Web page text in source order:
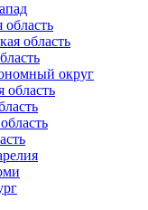
область
область
округ
область